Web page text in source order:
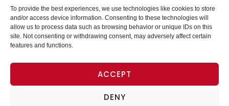
To provide the best experiences, we use technologies like cookies to store
and/or access device information. Consenting to these technologies will
allow us to process data such as browsing behavior or unique IDs on this
site. Not consenting or withdrawing consent, may adversely affect certain
features and functions.
ACCEPT
DENY
Des solutions en mouvement.
Nous avons les moyens de faire bouger vos affaires.
Blog